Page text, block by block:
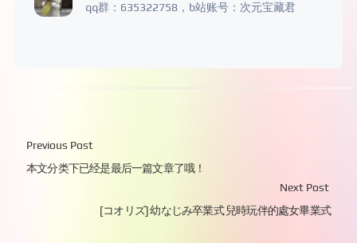
qq群：635322758，b站账号：次元宝藏君
Previous Post
本文分类下已经是最后一篇文章了哦！
Next Post
[コオリズ] 幼なじみ卒業式 兒時玩伴的處女畢業式